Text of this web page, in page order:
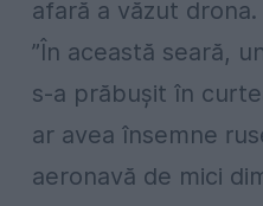
afară a văzut drona.
”În această seară,
s-a prăbuşit în
ar avea însemne
aeronavă de mici